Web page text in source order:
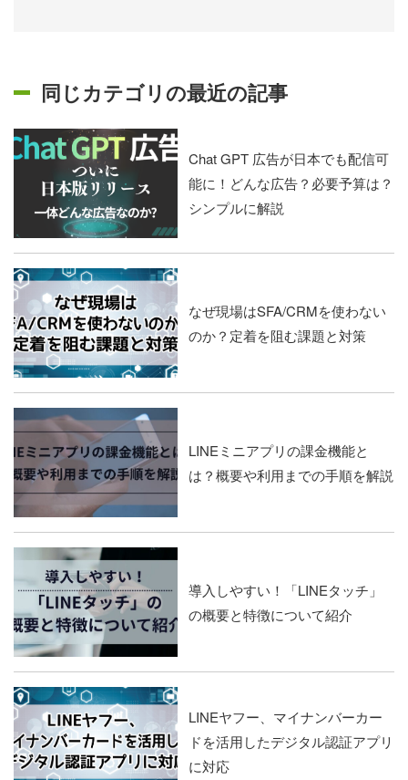
同じカテゴリの最近の記事
Chat GPT 広告が日本でも配信可
能に！どんな広告？必要予算は？
シンプルに解説
なぜ現場はSFA/CRMを使わない
のか？定着を阻む課題と対策
LINEミニアプリの課金機能と
は？概要や利用までの手順を解説
導入しやすい！「LINEタッチ」
の概要と特徴について紹介
LINEヤフー、マイナンバーカー
ドを活用したデジタル認証アプリ
に対応